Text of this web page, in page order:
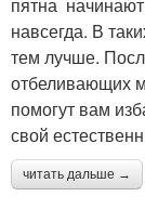
навсегда. В
тем лучше.
отбеливающих
помогут вам
свой
читать дальше →